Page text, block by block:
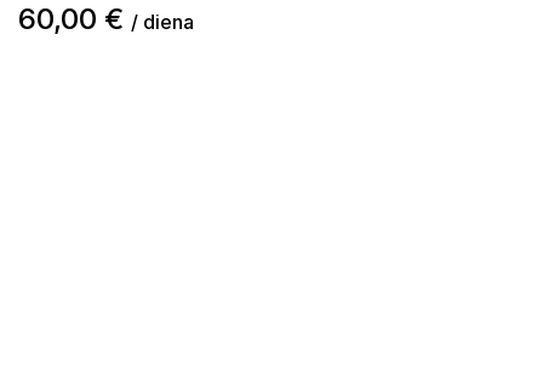
60,00 € / diena